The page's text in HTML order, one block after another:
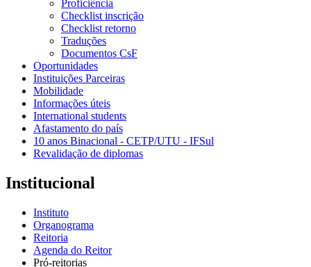
Proficiência
Checklist inscrição
Checklist retorno
Traduções
Documentos CsF
Oportunidades
Instituições Parceiras
Mobilidade
Informações úteis
International students
Afastamento do país
10 anos Binacional - CETP/UTU - IFSul
Revalidação de diplomas
Institucional
Instituto
Organograma
Reitoria
Agenda do Reitor
Pró-reitorias